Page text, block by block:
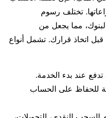
تختلف رسوم
مما يجعل من
اتخاذ قرارك. تشمل أنواع
عند بدء الخدمة.
للحفاظ على الحساب